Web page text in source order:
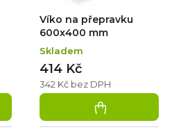
Víko na přepravku
600x400 mm
Skladem
342 Kč bez DPH
414 Kč